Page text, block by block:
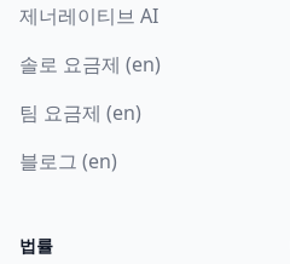
제너레이티브 AI
솔로 요금제 (en)
팀 요금제 (en)
블로그 (en)
법률